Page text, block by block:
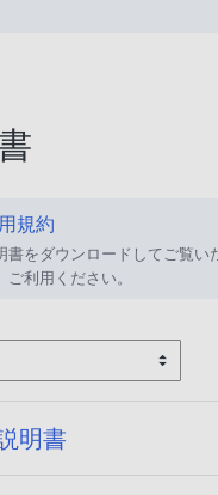
規約
書をダウンロードしてご覧い
利用ください。
明書公